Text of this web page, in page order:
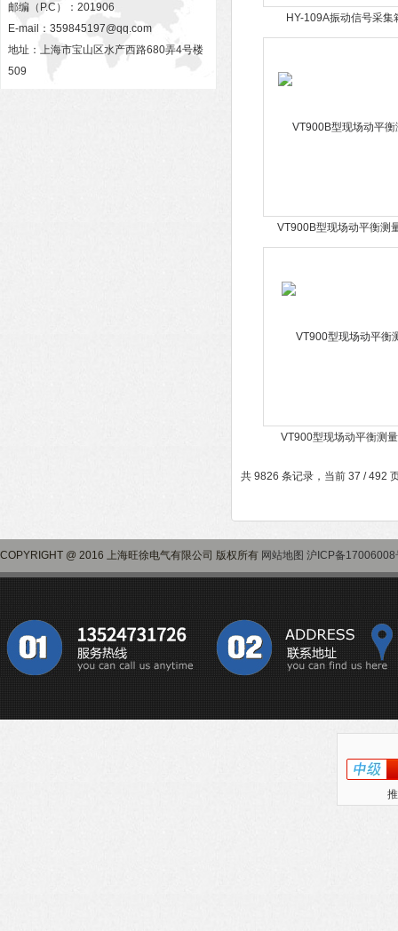
邮编（P.C）：201906
E-mail： 359845197@qq.com
地址：上海市宝山区水产西路680弄4号楼
509
HY-109A振动信号采集
VT900B型现场动平衡测
VT900型现场动平衡测
共 9826 条记录，当前 37 / 492
COPYRIGHT @ 2016 上海旺徐电气有限公司 版权所有 网站地图 沪ICP备17006008